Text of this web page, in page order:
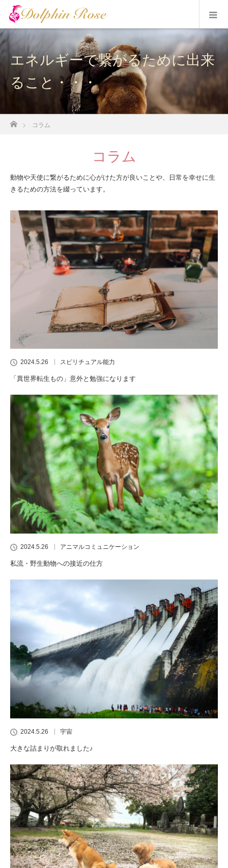
エネルギーで繋がるために出来
ること・・・
コラム
コラム
動物や天使に繋がるために心がけた方が良いことや、日常を幸せに生
きるための方法を綴っています。
2024.5.26 スピリチュアル能力
「異世界転生もの」意外と勉強になります
2024.5.26 アニマルコミュニケーション
私流・野生動物への接近の仕方
2024.5.26 宇宙
大きな詰まりが取れました♪